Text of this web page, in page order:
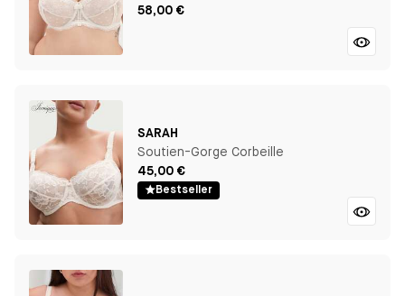
58,00 €
SARAH
Soutien-Gorge Corbeille
45,00 €
Bestseller